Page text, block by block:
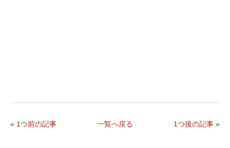
« 1つ前の記事 一覧へ戻る 1つ後の記事 »